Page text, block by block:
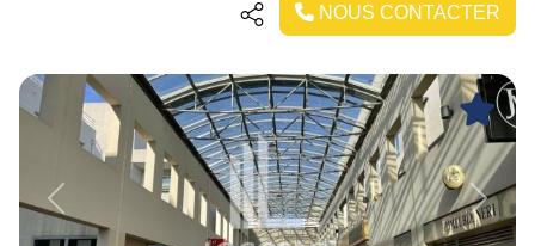
NOUS CONTACTER
Previous Next